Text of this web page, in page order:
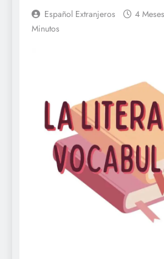
Español Extranjeros 4
Minutos